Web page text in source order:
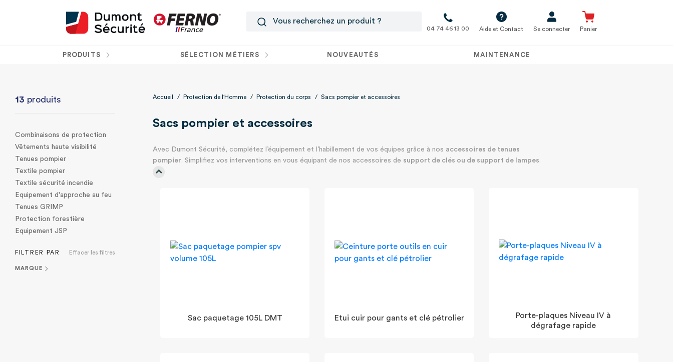
04 74 46 13 00 Aide et Contact Se connecter Panier
PRODUITS SÉLECTION MÉTIERS NOUVEAUTÉS MAINTENANCE
13 produits
Combinaisons de protection
Vêtements haute visibilité
Tenues pompier
Textile pompier
Textile sécurité incendie
Equipement d'approche au feu
Tenues GRIMP
Protection forestière
Equipement JSP
FILTRER PAR Effacer les filtres
MARQUE
Accueil / Protection de l'Homme / Protection du corps / Sacs pompier et accessoires
Sacs pompier et accessoires
Avec Dumont Sécurité, complétez l’équipement et l’habillement de vos équipes grâce à nos accessoires de tenues
pompier. Simplifiez vos interventions en vous équipant de nos accessoires de support de clés ou de support de lampes.
Sac paquetage 105L DMT Etui cuir pour gants et clé pétrolier
Porte-plaques Niveau IV à
dégrafage rapide